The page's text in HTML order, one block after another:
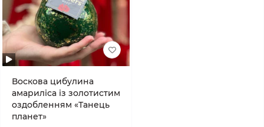
Воскова цибулина
амариліса із золотистим
оздобленням «Танець
планет»